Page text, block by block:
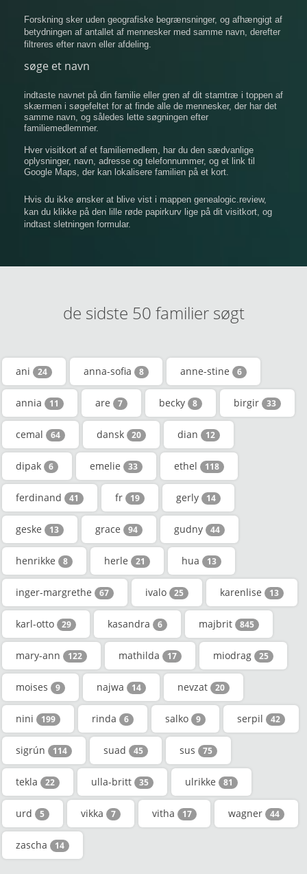
Forskning sker uden geografiske begrænsninger, og afhængigt af
betydningen af ​​antallet af mennesker med samme navn, derefter
filtreres efter navn eller afdeling.
søge et navn
indtaste navnet på din familie eller gren af ​​dit stamtræ i toppen af
​​skærmen i søgefeltet for at finde alle de mennesker, der har det
samme navn, og således lette søgningen efter
familiemedlemmer.
Hver visitkort af et familiemedlem, har du den sædvanlige
oplysninger, navn, adresse og telefonnummer, og et link til
Google Maps, der kan lokalisere familien på et kort.
Hvis du ikke ønsker at blive vist i mappen genealogic.review,
kan du klikke på den lille røde papirkurv lige på dit visitkort, og
indtast sletningen formular.
de sidste 50 familier søgt
ani 24 anna-sofia 8 anne-stine 6
annia 11 are 7 becky 8 birgir 33
cemal 64 dansk 20 dian 12
dipak 6 emelie 33 ethel 118
ferdinand 41 fr 19 gerly 14
geske 13 grace 94 gudny 44
henrikke 8 herle 21 hua 13
inger-margrethe 67 ivalo 25 karenlise 13
karl-otto 29 kasandra 6 majbrit 845
mary-ann 122 mathilda 17 miodrag 25
moises 9 najwa 14 nevzat 20
nini 199 rinda 6 salko 9 serpil 42
sigrún 114 suad 45 sus 75
tekla 22 ulla-britt 35 ulrikke 81
urd 5 vikka 7 vitha 17 wagner 44
zascha 14